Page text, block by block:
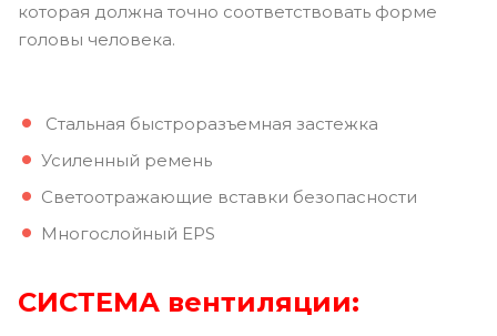
которая должна точно соответствовать форме
головы человека.
Стальная быстроразъемная застежка
Усиленный ремень
Светоотражающие вставки безопасности
Многослойный EPS
СИСТЕМА вентиляции: